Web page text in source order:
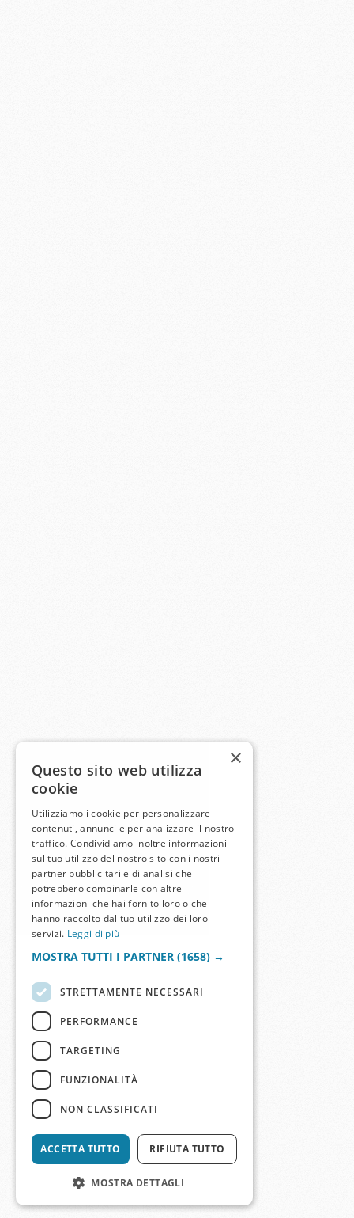
×
Questo sito web utilizza
cookie
Utilizziamo i cookie per personalizzare
contenuti, annunci e per analizzare il nostro
traffico. Condividiamo inoltre informazioni
sul tuo utilizzo del nostro sito con i nostri
partner pubblicitari e di analisi che
potrebbero combinarle con altre
informazioni che hai fornito loro o che
hanno raccolto dal tuo utilizzo dei loro
servizi. Leggi di più
MOSTRA TUTTI I PARTNER (1658) →
STRETTAMENTE NECESSARI
PERFORMANCE
TARGETING
FUNZIONALITÀ
NON CLASSIFICATI
ACCETTA TUTTO RIFIUTA TUTTO
MOSTRA DETTAGLI